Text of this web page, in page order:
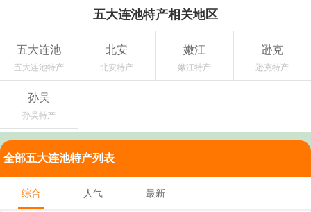
五大连池特产相关地区
五大连池
五大连池特产
北安
北安特产
嫩江
嫩江特产
逊克
逊克特产
孙吴
孙吴特产
全部五大连池特产列表
综合 人气 最新